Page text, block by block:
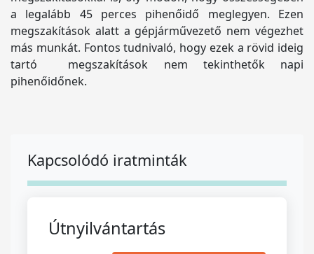
a legalább 45 perces pihenőidő meglegyen. Ezen
megszakítások alatt a gépjárművezető nem végezhet
más munkát. Fontos tudnivaló, hogy ezek a rövid ideig
tartó megszakítások nem tekinthetők napi
pihenőidőnek.
Kapcsolódó iratminták
Útnyilvántartás